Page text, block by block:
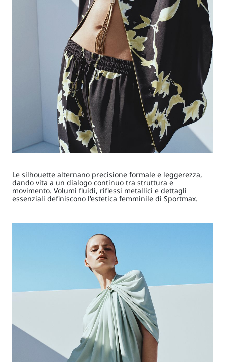
Le silhouette alternano precisione formale e leggerezza,
dando vita a un dialogo continuo tra struttura e
movimento. Volumi fluidi, riflessi metallici e dettagli
essenziali definiscono l'estetica femminile di Sportmax.